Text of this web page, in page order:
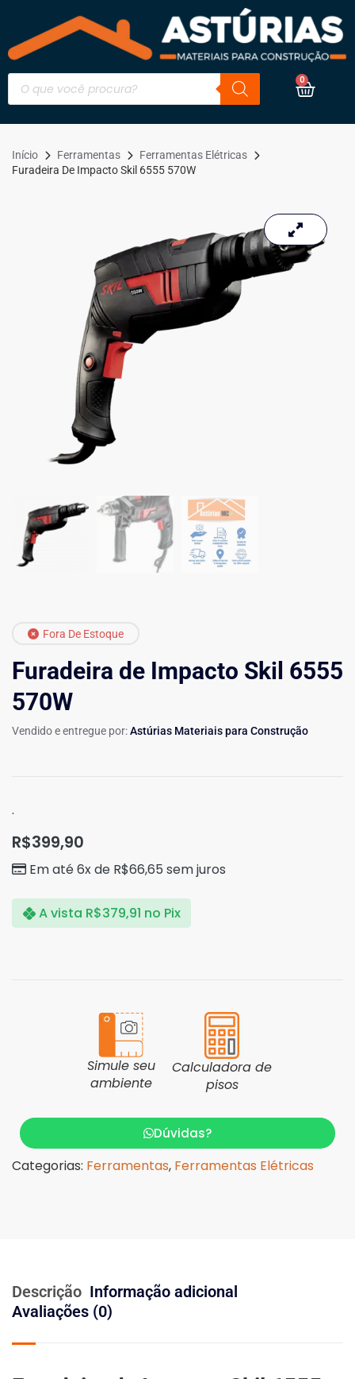
0
Início Ferramentas
Ferramentas Elétricas
Furadeira De Impacto Skil 6555 570W
Fora De Estoque
Furadeira de Impacto Skil 6555
570W
Vendido e entregue por:Astúrias Materiais para Construção
.
R$399,90
Em até 6x de R$66,65 sem juros
A vista R$379,91 no Pix
Simule seu
ambiente
Calculadora de
pisos
Dúvidas?
Categorias: Ferramentas, Ferramentas Elétricas
Descrição Informação adicional
Avaliações (0)